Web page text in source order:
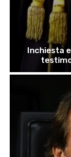
Inchiesta